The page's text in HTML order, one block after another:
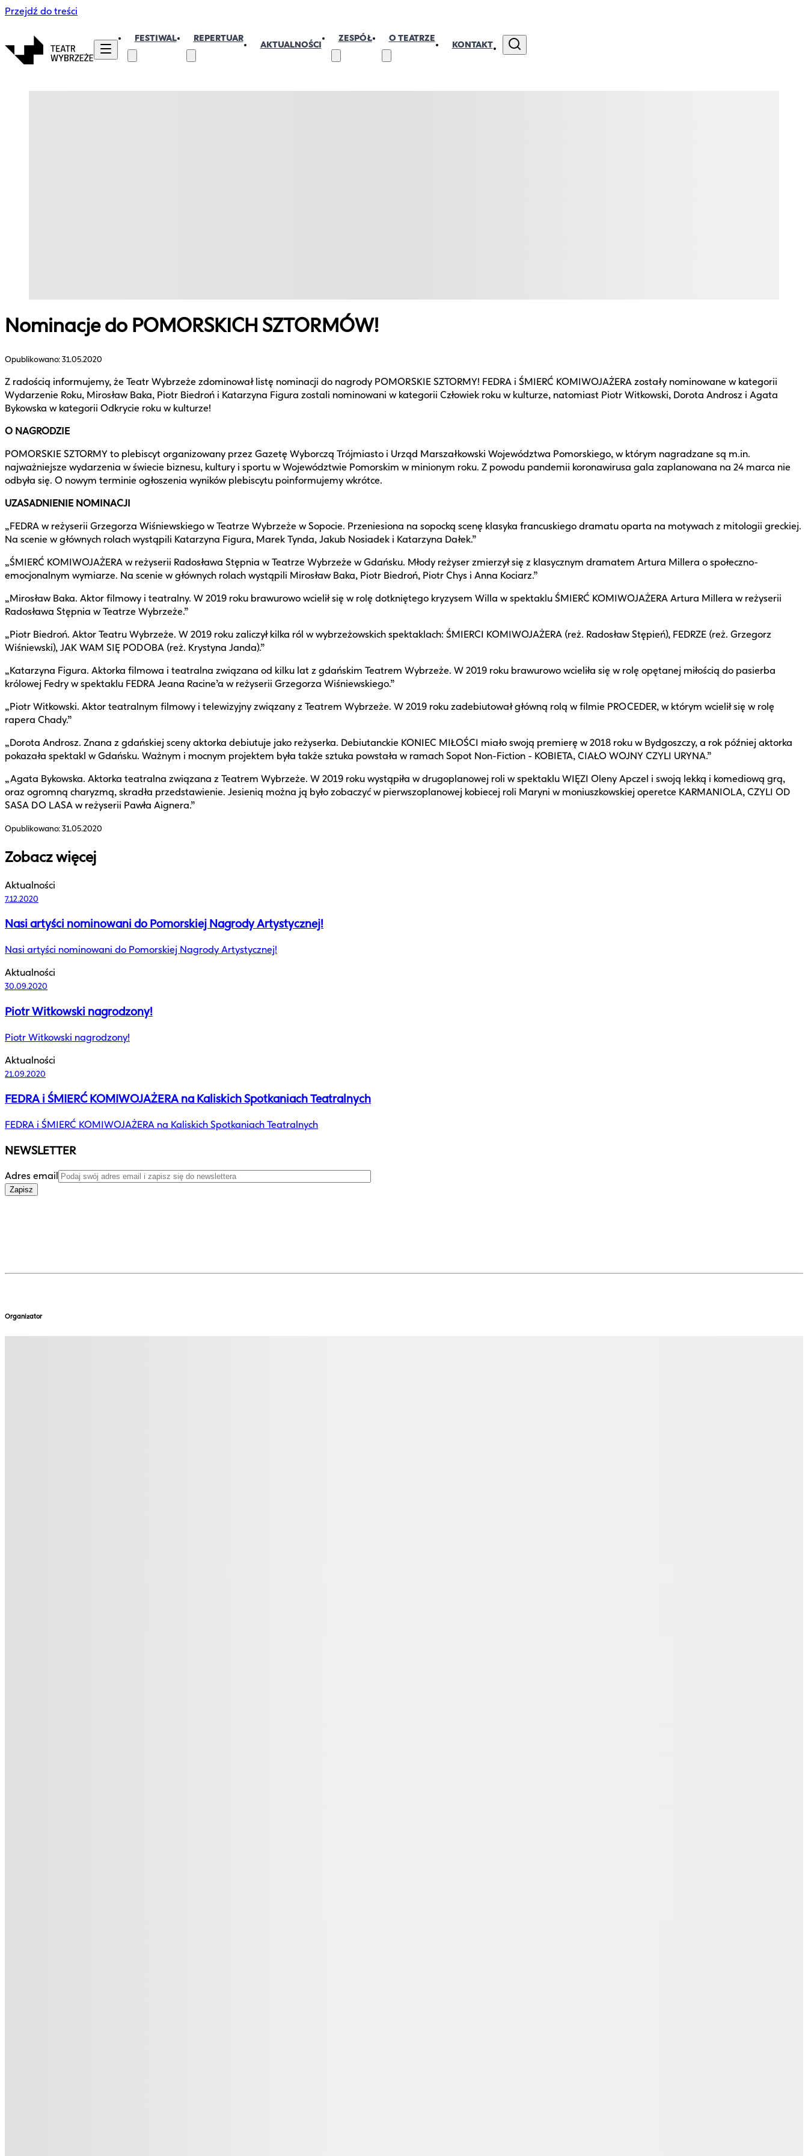
Przejdź do treści
FESTIWAL REPERTUAR
AKTUALNOŚCI
ZESPÓŁ O TEATRZE
KONTAKT
Nominacje do POMORSKICH SZTORMÓW!
Opublikowano:31.05.2020
Z radością informujemy, że Teatr Wybrzeże zdominował listę nominacji do nagrody POMORSKIE SZTORMY! FEDRA i ŚMIERĆ KOMIWOJAŻERA zostały nominowane w kategorii
Wydarzenie Roku, Mirosław Baka, Piotr Biedroń i Katarzyna Figura zostali nominowani w kategorii Człowiek roku w kulturze, natomiast Piotr Witkowski, Dorota Androsz i Agata
Bykowska w kategorii Odkrycie roku w kulturze!
O NAGRODZIE
POMORSKIE SZTORMY to plebiscyt organizowany przez Gazetę Wyborczą Trójmiasto i Urząd Marszałkowski Województwa Pomorskiego, w którym nagradzane są m.in.
najważniejsze wydarzenia w świecie biznesu, kultury i sportu w Województwie Pomorskim w minionym roku. Z powodu pandemii koronawirusa gala zaplanowana na 24 marca nie
odbyła się. O nowym terminie ogłoszenia wyników plebiscytu poinformujemy wkrótce.
UZASADNIENIE NOMINACJI
„FEDRA w reżyserii Grzegorza Wiśniewskiego w Teatrze Wybrzeże w Sopocie. Przeniesiona na sopocką scenę klasyka francuskiego dramatu oparta na motywach z mitologii greckiej.
Na scenie w głównych rolach wystąpili Katarzyna Figura, Marek Tynda, Jakub Nosiadek i Katarzyna Dałek.”
„ŚMIERĆ KOMIWOJAŻERA w reżyserii Radosława Stępnia w Teatrze Wybrzeże w Gdańsku. Młody reżyser zmierzył się z klasycznym dramatem Artura Millera o społeczno-
emocjonalnym wymiarze. Na scenie w głównych rolach wystąpili Mirosław Baka, Piotr Biedroń, Piotr Chys i Anna Kociarz.”
„Mirosław Baka. Aktor filmowy i teatralny. W 2019 roku brawurowo wcielił się w rolę dotkniętego kryzysem Willa w spektaklu ŚMIERĆ KOMIWOJAŻERA Artura Millera w reżyserii
Radosława Stępnia w Teatrze Wybrzeże.”
„Piotr Biedroń. Aktor Teatru Wybrzeże. W 2019 roku zaliczył kilka ról w wybrzeżowskich spektaklach: ŚMIERCI KOMIWOJAŻERA (reż. Radosław Stępień), FEDRZE (reż. Grzegorz
Wiśniewski), JAK WAM SIĘ PODOBA (reż. Krystyna Janda).”
„Katarzyna Figura. Aktorka filmowa i teatralna związana od kilku lat z gdańskim Teatrem Wybrzeże. W 2019 roku brawurowo wcieliła się w rolę opętanej miłością do pasierba
królowej Fedry w spektaklu FEDRA Jeana Racine’a w reżyserii Grzegorza Wiśniewskiego.”
„Piotr Witkowski. Aktor teatralnym filmowy i telewizyjny związany z Teatrem Wybrzeże. W 2019 roku zadebiutował główną rolą w filmie PROCEDER, w którym wcielił się w rolę
rapera Chady.”
„Dorota Androsz. Znana z gdańskiej sceny aktorka debiutuje jako reżyserka. Debiutanckie KONIEC MIŁOŚCI miało swoją premierę w 2018 roku w Bydgoszczy, a rok później aktorka
pokazała spektakl w Gdańsku. Ważnym i mocnym projektem była także sztuka powstała w ramach Sopot Non-Fiction - KOBIETA, CIAŁO WOJNY CZYLI URYNA.”
„Agata Bykowska. Aktorka teatralna związana z Teatrem Wybrzeże. W 2019 roku wystąpiła w drugoplanowej roli w spektaklu WIĘZI Oleny Apczel i swoją lekką i komediową grą,
oraz ogromną charyzmą, skradła przedstawienie. Jesienią można ją było zobaczyć w pierwszoplanowej kobiecej roli Maryni w moniuszkowskiej operetce KARMANIOLA, CZYLI OD
SASA DO LASA w reżyserii Pawła Aignera.”
Opublikowano:31.05.2020
Zobacz więcej
Aktualności
7.12.2020
Nasi artyści nominowani do Pomorskiej Nagrody Artystycznej!
Nasi artyści nominowani do Pomorskiej Nagrody Artystycznej!
Aktualności
30.09.2020
Piotr Witkowski nagrodzony!
Piotr Witkowski nagrodzony!
Aktualności
21.09.2020
FEDRA i ŚMIERĆ KOMIWOJAŻERA na Kaliskich Spotkaniach Teatralnych
FEDRA i ŚMIERĆ KOMIWOJAŻERA na Kaliskich Spotkaniach Teatralnych
NEWSLETTER
Adres email
Zapisz
Organizator